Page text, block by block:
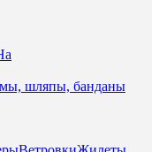
шляпы, банданы